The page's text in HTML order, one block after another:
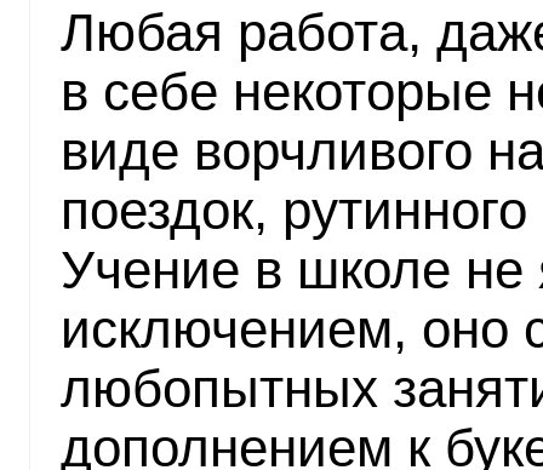
Любая работа,
в себе некоторые
виде ворчливого
поездок,
Учение в школе не
исключением, оно
любопытных
дополнением к